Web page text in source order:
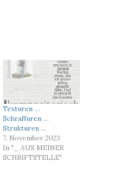
Texturen …
Schraffuren …
Strukturen …
7. November 2023
In "_ AUS MEINER
SCHRIFTSTELLE"